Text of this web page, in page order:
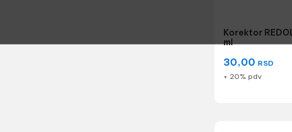
Korektor
ml
30,00 RSD
+ 20% pdv